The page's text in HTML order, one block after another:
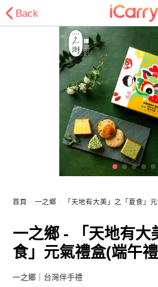
Back
首頁 一之鄉 「天地有大美」之「夏食」
一之鄉 - 「天地有大
食」元氣禮盒(端午
一之鄉 ｜台灣伴手禮